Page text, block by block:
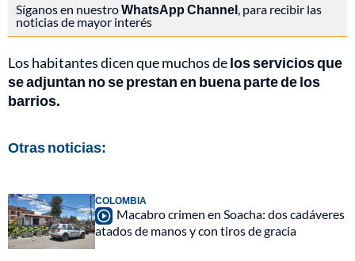
Síganos en nuestroWhatsApp Channel , para recibir las
noticias de mayor interés
Los habitantes dicen que muchos delos servicios que
se adjuntan no se prestan en buena parte de los
barrios.
Otras noticias:
COLOMBIA
Macabro crimen en Soacha: dos cadáveres
atados de manos y con tiros de gracia